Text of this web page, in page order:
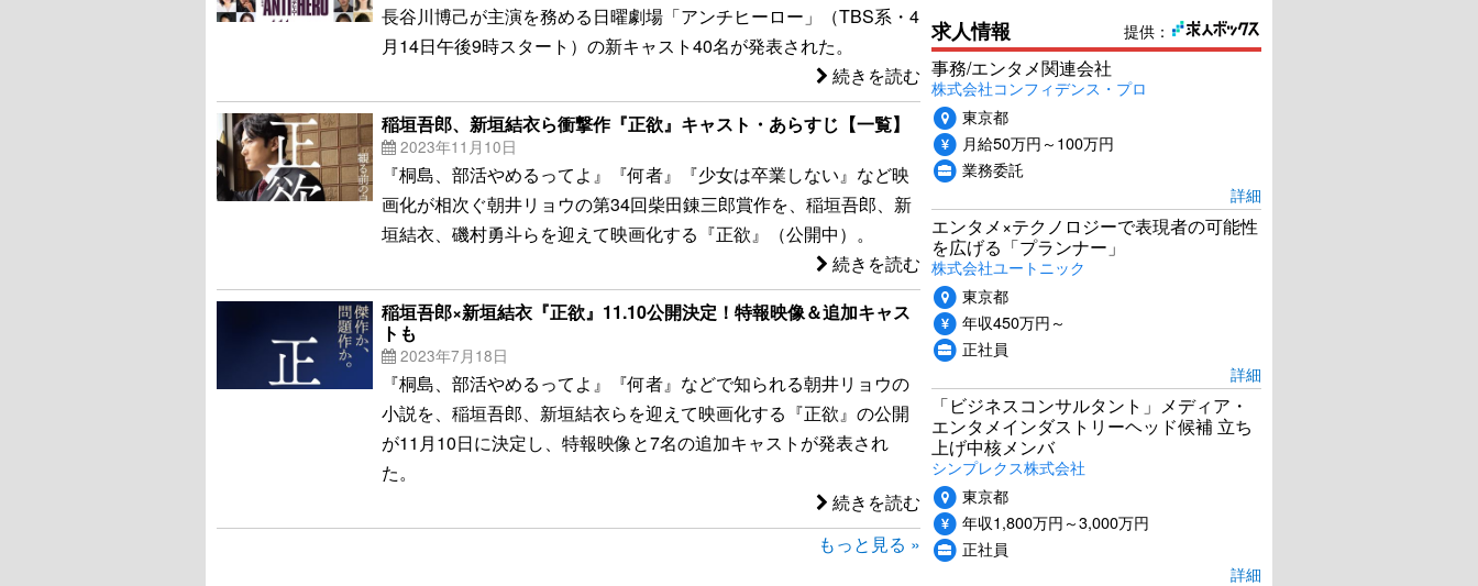
長谷川博己が主演を務める日曜劇場「アンチヒーロー」（TBS系・4
月14日午後9時スタート）の新キャスト40名が発表された。
続きを読む
稲垣吾郎、新垣結衣ら衝撃作『正欲』キャスト・あらすじ【一覧】
2023年11月10日
『桐島、部活やめるってよ』『何者』『少女は卒業しない』など映
画化が相次ぐ朝井リョウの第34回柴田錬三郎賞作を、稲垣吾郎、新
垣結衣、磯村勇斗らを迎えて映画化する『正欲』（公開中）。
続きを読む
稲垣吾郎×新垣結衣『正欲』11.10公開決定！特報映像＆追加キャス
トも
2023年7月18日
『桐島、部活やめるってよ』『何者』などで知られる朝井リョウの
小説を、稲垣吾郎、新垣結衣らを迎えて映画化する『正欲』の公開
が11月10日に決定し、特報映像と7名の追加キャストが発表され
た。
続きを読む
もっと見る »
提供：
求人情報
事務/エンタメ関連会社
株式会社コンフィデンス・プロ
東京都
月給50万円～100万円
業務委託
詳細
エンタメ×テクノロジーで表現者の可能性
を広げる「プランナー」
株式会社ユートニック
東京都
年収450万円～
正社員
詳細
「ビジネスコンサルタント」メディア・
エンタメインダストリーヘッド候補 立ち
上げ中核メンバ
シンプレクス株式会社
東京都
年収1,800万円～3,000万円
正社員
詳細